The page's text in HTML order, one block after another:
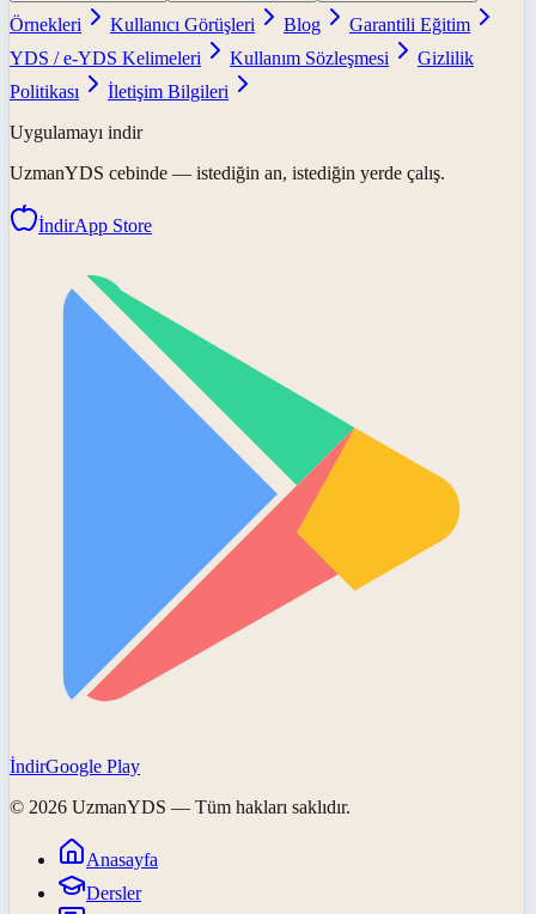
Örnekleri
Kullanıcı Görüşleri Blog
Garantili Eğitim
YDS / e-YDS Kelimeleri
Kullanım Sözleşmesi
Gizlilik
Politikası
İletişim Bilgileri
Uygulamayı indir
UzmanYDS cebinde — istediğin an, istediğin yerde çalış.
İndirApp Store
İndirGoogle Play
© 2026 UzmanYDS — Tüm hakları saklıdır.
Anasayfa
Dersler